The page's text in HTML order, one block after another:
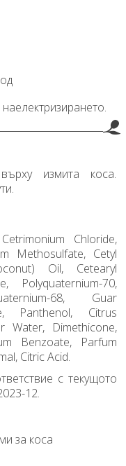
измита коса.
Chloride,
Methosulfate, Cetyl
Oil, Cetearyl
Polyquaternium-70,
68, Guar
Panthenol, Citrus
Water, Dimethicone,
Benzoate, Parfum
Citric Acid.
с текущото
12.
за коса